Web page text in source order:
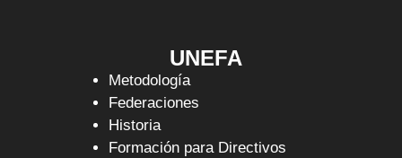
UNEFA
Metodología
Federaciones
Historia
Formación para Directivos